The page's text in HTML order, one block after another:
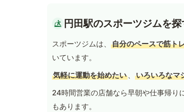
円田駅のスポーツジムを探
スポーツジムは、 自分のペースで筋ト
いています。
気軽に運動を始めたい 、 いろいろなマ
24時間営業の店舗なら早朝や仕事帰り
もあります。